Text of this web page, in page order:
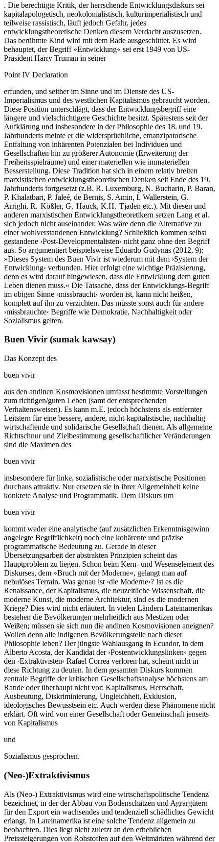
. Die berechtigte Kritik, der herrschende Entwicklungsdiskurs sei
kapitalapologetisch, neokolonialistisch, kulturimperialistisch und
teilweise rassistisch, läuft jedoch Gefahr, jedes
entwicklungstheoretische Denken diesem Verdacht auszusetzen.
Das berühmte Kind wird mit dem Bade ausgeschüttet. Es wird
behauptet, der Begriff »Entwicklung« sei erst 1949 von US-
Präsident Harry Truman in seiner
Point IV Declaration
erfunden, und seither im Sinne und im Dienste des US-
Imperialismus und des westlichen Kapitalismus gebraucht worden.
Diese Position unterschlägt, dass der Entwicklungsbegriff eine
längere und vielschichtigere Geschichte besitzt. Spätestens seit der
Aufklärung und insbesondere in der Philosophie des 18. und 19.
Jahrhunderts meinte er die widersprüchliche, emanzipatorische
Entfaltung von inhärenten Potenzialen bei Individuen und
Gesellschaften hin zu größerer Autonomie (Erweiterung der
Freiheitsspielräume) und einer materiellen wie immateriellen
Besserstellung. Diese Tradition hat sich in einem relativ breiten
marxistischen entwicklungstheoretischen Denken seit Ende des 19.
Jahrhunderts fortgesetzt (z.B. R. Luxemburg, N. Bucharin, P. Baran,
P. Khalatbari, P. Jaleé, de Bernis, S. Amin, I. Wallerstein, G.
Arrighi, R. Kößler, G. Hauck, K.H. Tjaden etc.). Mit diesen und
anderen marxistischen Entwicklungstheoretikern setzen Lang et al.
sich jedoch nicht auseinander. Was wäre denn die Alternative zu
einer wohlverstandenen Entwicklung? Schließlich kommen selbst
gestandene ›Post-Developmentalisten‹ nicht ganz ohne den Begriff
aus. So argumentiert beispielsweise Eduardo Gudynas (2012, 9):
»Dieses System des Buen Vivir ist wiederum mit dem ›System der
Entwicklung‹ verbunden. Hier erfolgt eine wichtige Präzisierung,
denn es wird darauf hingewiesen, dass die Entwicklung dem guten
Leben dienen muss.« Die Tatsache, dass der Entwicklungs-Begriff
im obigen Sinne ›missbraucht‹ worden ist, kann nicht heißen,
komplett auf ihn zu verzichten. Das müsste sonst auch für andere
›missbrauchte‹ Begriffe wie Demokratie, Nachhaltigkeit oder
Sozialismus gelten.
Buen Vivir (sumak kawsay)
Das Konzept des
buen vivir
aus den andinen Kosmovisionen umfasst bestimmte Vorstellungen
zum richtigen/guten Leben (samt der entsprechenden
Verhaltensweisen). Es kann m.E. jedoch höchstens als entfernter
Leitstern für eine bessere, andere, nicht-kapitalistische, nachhaltig
wirtschaftende und solidarische Gesellschaft dienen. Als allgemeine
Richtschnur und Zielbestimmung gesellschaftlicher Veränderungen
sind die Maximen des
buen vivir
insbesondere für linke, sozialistische oder marxistische Positionen
durchaus attraktiv. Nur ersetzen sie in ihrer Allgemeinheit keine
konkrete Analyse und Programmatik. Dem Diskurs um
buen vivir
kommt weder eine analytische (auf zusätzlichen Erkenntnisgewinn
angelegte Begrifflichkeit) noch eine kohärente und präzise
programmatische Bedeutung zu. Gerade in dieser
Übersetzungsarbeit der abstrakten Prinzipien scheint das
Hauptproblem zu liegen. Schon beim Kern- und Wesenselement des
Diskurses, dem »Bruch mit der Moderne«, gelangt man auf
nebulöses Terrain. Was genau ist ›die Moderne‹? Ist es die
Renaissance, der Kapitalismus, die neuzeitliche Wissenschaft, die
moderne Kunst, die moderne Architektur, sind es die modernen
Kriege? Dies wird nicht erläutert. In vielen Ländern Lateinamerikas
bestehen die Bevölkerungen mehrheitlich aus Mestizen oder
Weißen; müssen sie sich nun die andinen Kosmovisionen aneignen?
Wollen denn alle indigenen Bevölkerungsteile nach dieser
Philosophie leben? Der jüngste Wahlausgang in Ecuador, in dem
Alberto Acosta, der Kandidat der ›Postentwicklungslinken‹ gegen
den ›Extraktivisten‹ Rafael Correa verloren hat, scheint nicht in
diese Richtung zu deuten. In dem gesamten Diskurs kommen
zentrale Begriffe der kritischen Gesellschaftsanalyse höchstens am
Rande oder überhaupt nicht vor: Kapitalismus, Herrschaft,
Ausbeutung, Diskriminierung, Ungleichheit, Exklusion,
ideologisches Bewusstsein etc. Auch werden diese Phänomene nicht
erklärt. Oft wird von einer Gesellschaft oder Gemeinschaft jenseits
von Kapitalismus
und
Sozialismus gesprochen.
(Neo-)Extraktivismus
Als (Neo-) Extraktivismus wird eine wirtschaftspolitische Tendenz
bezeichnet, in der der Abbau von Bodenschätzen und Agrargütern
für den Export ein wachsendes und tendenziell schädliches Gewicht
erlangt. In Lateinamerika ist eine solche Tendenz allgemein zu
beobachten. Dies liegt nicht zuletzt an den erheblichen
Preissteigerungen von Rohstoffen auf den Weltmärkten während der